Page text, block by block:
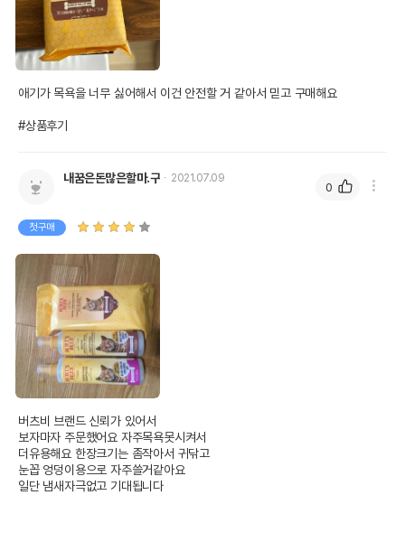
애기가 목욕을 너무 싫어해서 이건 안전할 거 같아서 믿고 구매해요
#상품후기
내꿈은돈많은할마.구 2021.07.09
첫구매
버츠비 브랜드 신뢰가 있어서
보자마자 주문했어요 자주목욕못시켜서
더유용해요 한장크기는 좀작아서 귀닦고
눈꼽 엉덩이용으로 자주쓸거같아요
일단 냄새자극없고 기대됩니다
0